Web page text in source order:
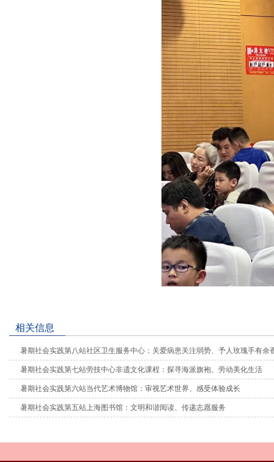
相关信息
暑期社会实践第八站社区卫生服务中心：关爱病患关注弱势、予人玫瑰手有余
暑期社会实践第七站劳技中心非遗文化课程：探寻海派旗袍、劳动美化生活
暑期社会实践第六站当代艺术博物馆：审视艺术世界、感受体验成长
暑期社会实践第五站上海图书馆：文明和谐阅读、传递志愿服务